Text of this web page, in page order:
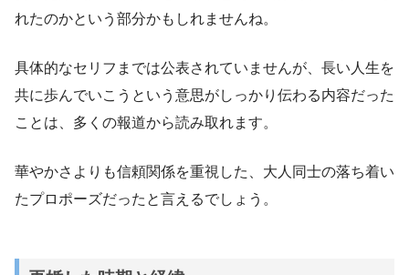
れたのかという部分かもしれませんね。
具体的なセリフまでは公表されていませんが、長い人生を
共に歩んでいこうという意思がしっかり伝わる内容だった
ことは、多くの報道から読み取れます。
華やかさよりも信頼関係を重視した、大人同士の落ち着い
たプロポーズだったと言えるでしょう。